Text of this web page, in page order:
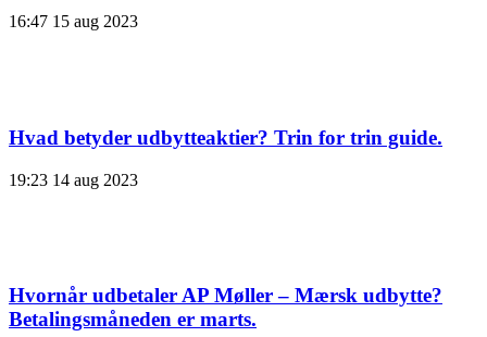
16:47 15 aug 2023
Hvad betyder udbytteaktier? Trin for trin guide.
19:23 14 aug 2023
Hvornår udbetaler AP Møller – Mærsk udbytte?
Betalingsmåneden er marts.